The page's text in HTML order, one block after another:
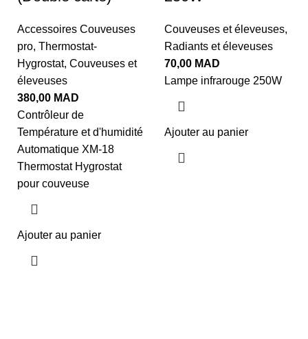
Accessoires Couveuses
pro, Thermostat-
Hygrostat, Couveuses et
éleveuses
380,00 MAD
Contrôleur de
Température et d'humidité
Automatique XM-18
Thermostat Hygrostat
pour couveuse
Ajouter au panier
Couveuses et éleveuses,
Radiants et éleveuses
70,00 MAD
Lampe infrarouge 250W
Ajouter au panier